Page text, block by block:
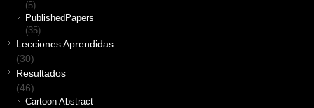
(5)
PublishedPapers
(35)
Lecciones Aprendidas
(30)
Resultados
(46)
Cartoon Abstract